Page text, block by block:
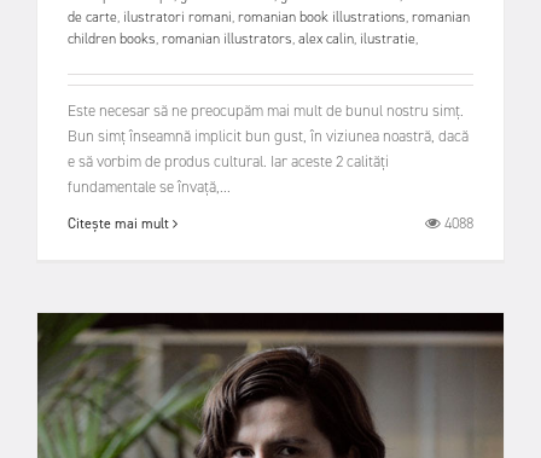
de carte, ilustratori romani,romanian book illustrations,romanian
children books,romanian illustrators,alex calin, ilustratie,
Este necesar să ne preocupăm mai mult de bunul nostru simț.
Bun simț înseamnă implicit bun gust, în viziunea noastră, dacă
e să vorbim de produs cultural. Iar aceste 2 calități
fundamentale se învață,...
Citește mai mult 4088